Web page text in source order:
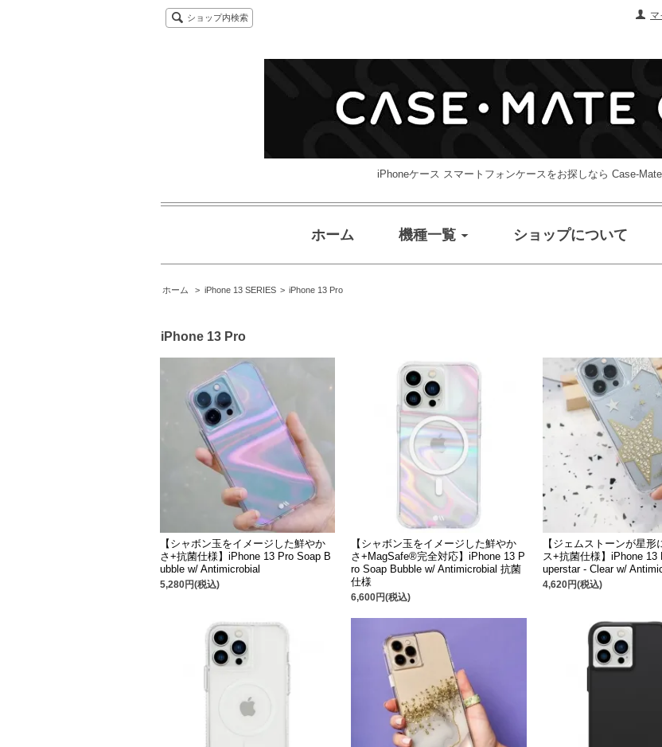
マ
ショップ内検索
iPhoneケース スマートフォンケースをお探しなら Case-
ホーム 機種一覧 ショップについて
ホーム > iPhone 13 SERIES > iPhone 13 Pro
iPhone 13 Pro
【シャボン玉をイメージした鮮やか
さ+抗菌仕様】iPhone 13 Pro Soap B
ubble w/ Antimicrobial
5,280円(税込)
【シャボン玉をイメージした鮮やか
さ+MagSafe®完全対応】iPhone 13 P
ro Soap Bubble w/ Antimicrobial 抗菌
仕様
6,600円(税込)
【ジェムストーンが星形
ス+抗菌仕様】iPhone 13
uperstar - Clear w/
4,620円(税込)